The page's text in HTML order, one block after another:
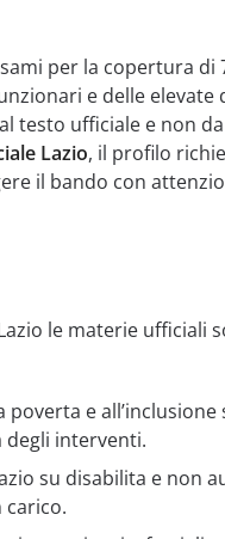
per la copertura di
e delle
testo ufficiale e non
Lazio, il profilo
il bando con
le materie ufficiali
e all’inclusione
degli interventi.
su disabilita e non
carico.